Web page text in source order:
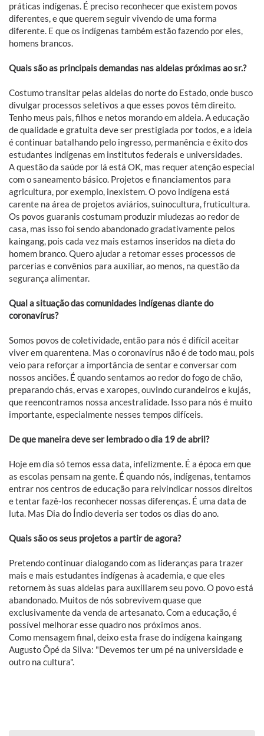
práticas indígenas. É preciso reconhecer que existem povos
diferentes, e que querem seguir vivendo de uma forma
diferente. E que os indígenas também estão fazendo por eles,
homens brancos.
Quais são as principais demandas nas aldeias próximas ao sr.?
Costumo transitar pelas aldeias do norte do Estado, onde busco
divulgar processos seletivos a que esses povos têm direito.
Tenho meus pais, filhos e netos morando em aldeia. A educação
de qualidade e gratuita deve ser prestigiada por todos, e a ideia
é continuar batalhando pelo ingresso, permanência e êxito dos
estudantes indígenas em institutos federais e universidades.
A questão da saúde por lá está OK, mas requer atenção especial
com o saneamento básico. Projetos e financiamentos para
agricultura, por exemplo, inexistem. O povo indígena está
carente na área de projetos aviários, suinocultura, fruticultura.
Os povos guaranis costumam produzir miudezas ao redor de
casa, mas isso foi sendo abandonado gradativamente pelos
kaingang, pois cada vez mais estamos inseridos na dieta do
homem branco. Quero ajudar a retomar esses processos de
parcerias e convênios para auxiliar, ao menos, na questão da
segurança alimentar.
Qual a situação das comunidades indígenas diante do
coronavírus?
Somos povos de coletividade, então para nós é difícil aceitar
viver em quarentena. Mas o coronavírus não é de todo mau, pois
veio para reforçar a importância de sentar e conversar com
nossos anciões. É quando sentamos ao redor do fogo de chão,
preparando chás, ervas e xaropes, ouvindo curandeiros e kujás,
que reencontramos nossa ancestralidade. Isso para nós é muito
importante, especialmente nesses tempos difíceis.
De que maneira deve ser lembrado o dia 19 de abril?
Hoje em dia só temos essa data, infelizmente. É a época em que
as escolas pensam na gente. É quando nós, indígenas, tentamos
entrar nos centros de educação para reivindicar nossos direitos
e tentar fazê-los reconhecer nossas diferenças. É uma data de
luta. Mas Dia do Índio deveria ser todos os dias do ano.
Quais são os seus projetos a partir de agora?
Pretendo continuar dialogando com as lideranças para trazer
mais e mais estudantes indígenas à academia, e que eles
retornem às suas aldeias para auxiliarem seu povo. O povo está
abandonado. Muitos de nós sobrevivem quase que
exclusivamente da venda de artesanato. Com a educação, é
possível melhorar esse quadro nos próximos anos.
Como mensagem final, deixo esta frase do indígena kaingang
Augusto Ôpé da Silva: "Devemos ter um pé na universidade e
outro na cultura".